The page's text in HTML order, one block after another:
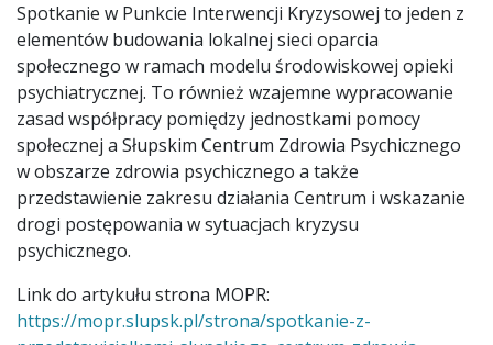
Spotkanie w Punkcie Interwencji Kryzysowej to jeden z
elementów budowania lokalnej sieci oparcia
społecznego w ramach modelu środowiskowej opieki
psychiatrycznej. To również wzajemne wypracowanie
zasad współpracy pomiędzy jednostkami pomocy
społecznej a Słupskim Centrum Zdrowia Psychicznego
w obszarze zdrowia psychicznego a także
przedstawienie zakresu działania Centrum i wskazanie
drogi postępowania w sytuacjach kryzysu
psychicznego.
Link do artykułu strona MOPR:
https://mopr.slupsk.pl/strona/spotkanie-z-